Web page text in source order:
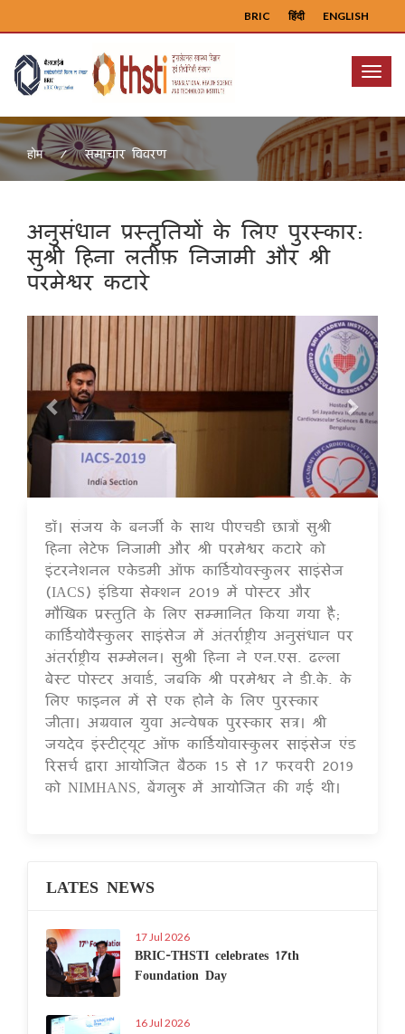
ENGLISH
हिंदी
BRIC
Menu
होम समाचार विवरण
अनुसंधान प्रस्तुतियों के लिए पुरस्कार:
सुश्री हिना लतीफ़ निजामी और श्री
परमेश्वर कटारे
Previous Next
16 Jul 2020
डॉ। संजय के बनर्जी के साथ पीएचडी छात्रों सुश्री
हिना लेटेफ निजामी और श्री परमेश्वर कटारे को
इंटरनेशनल एकेडमी ऑफ कार्डियोवस्कुलर साइंसेज
(IACS) इंडिया सेक्शन 2019 में पोस्टर और
मौखिक प्रस्तुति के लिए सम्मानित किया गया है;
कार्डियोवैस्कुलर साइंसेज में अंतर्राष्ट्रीय अनुसंधान पर
अंतर्राष्ट्रीय सम्मेलन। सुश्री हिना ने एन.एस. ढल्ला
बेस्ट पोस्टर अवार्ड, जबकि श्री परमेश्वर ने डी.के. के
लिए फाइनल में से एक होने के लिए पुरस्कार
जीता। अग्रवाल युवा अन्वेषक पुरस्कार सत्र। श्री
जयदेव इंस्टीट्यूट ऑफ कार्डियोवास्कुलर साइंसेज एंड
रिसर्च द्वारा आयोजित बैठक 15 से 17 फरवरी 2019
को NIMHANS, बेंगलुरु में आयोजित की गई थी।
LATES NEWS
17 Jul 2026
BRIC-THSTI celebrates 17th
Foundation Day
16 Jul 2026